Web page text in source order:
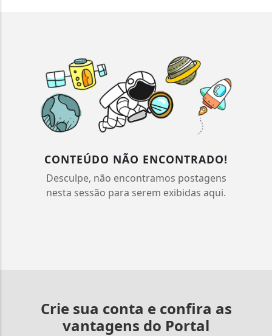
CONTEÚDO NÃO ENCONTRADO!
Desculpe, não encontramos postagens
nesta sessão para serem exibidas aqui.
Crie sua conta e confira as
vantagens do Portal